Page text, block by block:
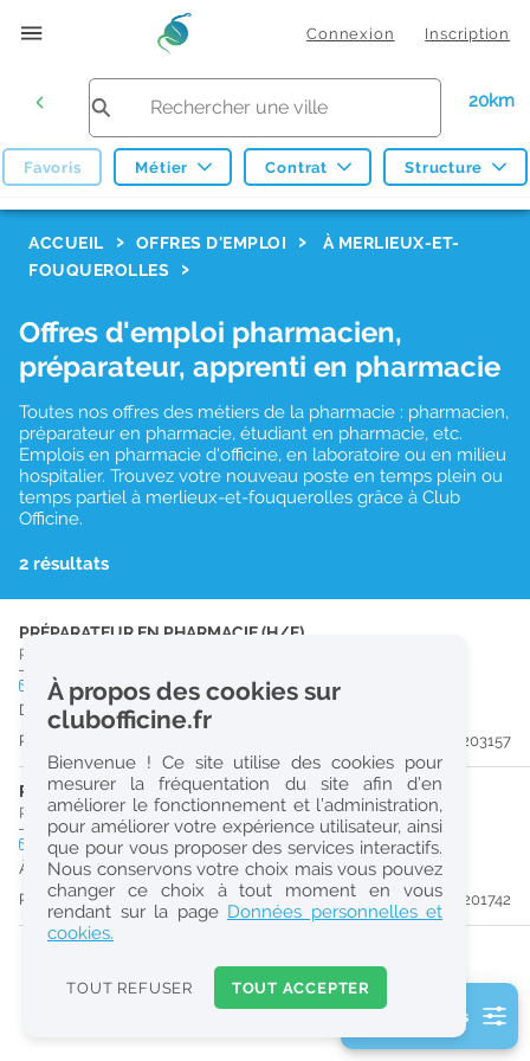
Connexion Inscription
20km
Favoris Métier Contrat Structure
e
Réinitialiser
Consulter les offres de la France d'outre-mer
ACCUEIL OFFRES D'EMPLOI
À MERLIEUX-ET-
FOUQUEROLLES
Offres d'emploi pharmacien,
préparateur, apprenti en pharmacie
Toutes nos offres des métiers de la pharmacie : pharmacien,
préparateur en pharmacie, étudiant en pharmacie, etc.
Emplois en pharmacie d'officine, en laboratoire ou en milieu
hospitalier. Trouvez votre nouveau poste en temps plein ou
temps partiel à merlieux-et-fouquerolles grâce à Club
Officine.
2 résultats
PRÉPARATEUR EN PHARMACIE (H/F)
Pharmacie d'Officine
CDDtemps plein
Du 30/11/26 au 29/04/27
Publiée il y a 17 jour(s)
#203157
PHARMACIEN (H/F)
Pharmacie d'Officine| 02000 Laon
CDItemps plein Logement
À partir du 14/09/26
Publiée il y a 36 jour(s)
#201742
2 filtre(s) actifs
À propos des cookies sur
clubofficine.fr
Bienvenue ! Ce site utilise des cookies pour
mesurer la fréquentation du site afin d’en
améliorer le fonctionnement et l’administration,
pour améliorer votre expérience utilisateur, ainsi
que pour vous proposer des services interactifs.
Nous conservons votre choix mais vous pouvez
changer ce choix à tout moment en vous
rendant sur la page Données personnelles et
cookies.
TOUT REFUSER TOUT ACCEPTER